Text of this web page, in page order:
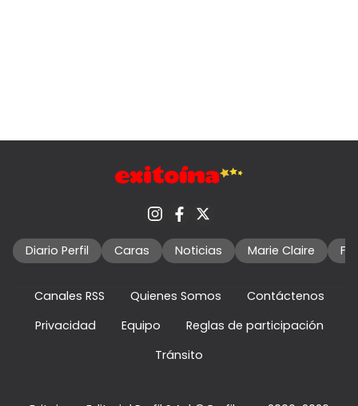
Diario Perfil Caras Noticias Marie Claire
Canales RSS Quienes Somos
Contáctenos
Privacidad
Equipo
Reglas de participación
Tránsito